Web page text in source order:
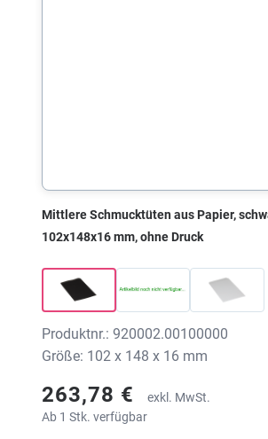
Mittlere Schmucktüten aus Papier,
102x148x16 mm, ohne Druck
Produktnr.: 920002.00100000
Größe: 102 x 148 x 16 mm
263,78 €
exkl. MwSt.
Ab 1 Stk. verfügbar